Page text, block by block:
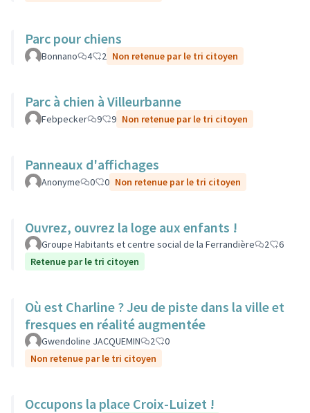
Parc pour chiens
Bonnano 4 2 Non retenue par le tri citoyen
Parc à chien à Villeurbanne
Febpecker 9 9 Non retenue par le tri citoyen
Panneaux d'affichages
Anonyme 0 0 Non retenue par le tri citoyen
Ouvrez, ouvrez la loge aux enfants !
Groupe Habitants et centre social de la Ferrandière 2
6
Retenue par le tri citoyen
Où est Charline ? Jeu de piste dans la ville et
fresques en réalité augmentée
Gwendoline JACQUEMIN 2
0
Non retenue par le tri citoyen
Occupons la place Croix-Luizet !